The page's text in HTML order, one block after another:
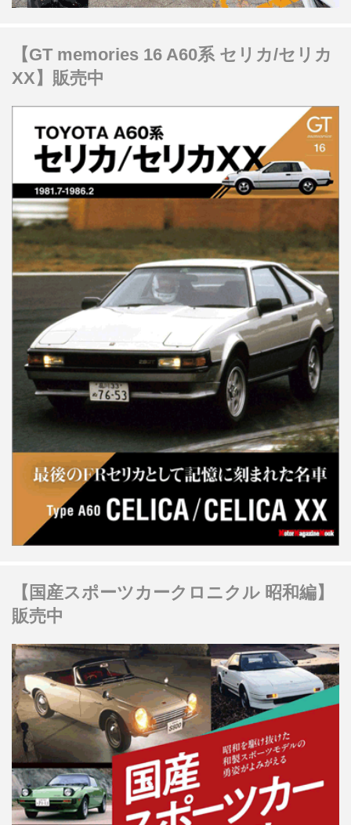
【GT memories 16 A60系 セリカ/セリカ
XX】販売中
【国産スポーツカークロニクル 昭和編】
販売中